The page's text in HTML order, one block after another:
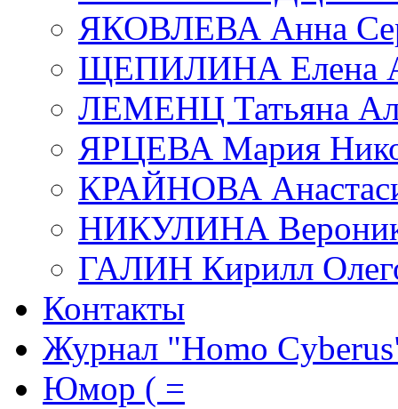
ЯКОВЛЕВА Анна
ЩЕПИЛИНА Елена
ЛЕМЕНЦ Татьяна
ЯРЦЕВА Мария
КРАЙНОВА
НИКУЛИНА
ГАЛИН Кирилл
Контакты
Журнал "Homo
Юмор ( =